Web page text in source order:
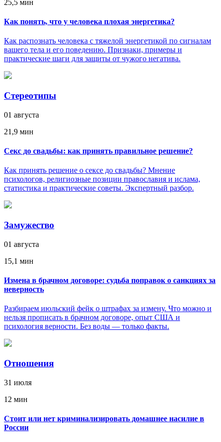
25,5 мин
Как понять, что у человека плохая энергетика?
Как распознать человека с тяжелой энергетикой по сигналам
вашего тела и его поведению. Признаки, примеры и
практические шаги для защиты от чужого негатива.
Стереотипы
01 августа
21,9 мин
Секс до свадьбы: как принять правильное решение?
Как принять решение о сексе до свадьбы? Мнение
психологов, религиозные позиции православия и ислама,
статистика и практические советы. Экспертный разбор.
Замужество
01 августа
15,1 мин
Измена в брачном договоре: судьба поправок о санкциях за
неверность
Разбираем июльский фейк о штрафах за измену. Что можно и
нельзя прописать в брачном договоре, опыт США и
психология верности. Без воды — только факты.
Отношения
31 июля
12 мин
Стоит или нет криминализировать домашнее насилие в
России